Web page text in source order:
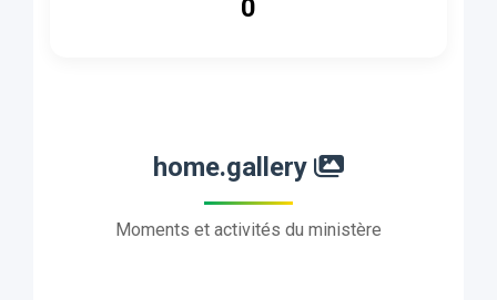
0
home.gallery
Moments et activités du ministère